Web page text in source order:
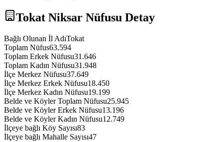
Tokat Niksar Nüfusu Detay
Bağlı Olunan İl AdıTokat
Toplam Nüfus63.594
Toplam Erkek Nüfusu31.646
Toplam Kadın Nüfusu31.948
İlçe Merkez Nüfusu37.649
İlçe Merkez Erkek Nüfusu18.450
İlçe Merkez Kadın Nüfusu19.199
Belde ve Köyler Toplam Nüfusu25.945
Belde ve Köyler Erkek Nüfusu13.196
Belde ve Köyler Kadın Nüfusu12.749
İlçeye bağlı Köy Sayısı83
İlçeye bağlı Mahalle Sayısı47